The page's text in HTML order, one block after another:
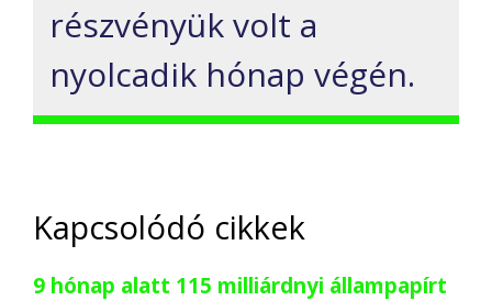
részvényük volt a
nyolcadik hónap végén.
Kapcsolódó cikkek
9 hónap alatt 115 milliárdnyi állampapírt